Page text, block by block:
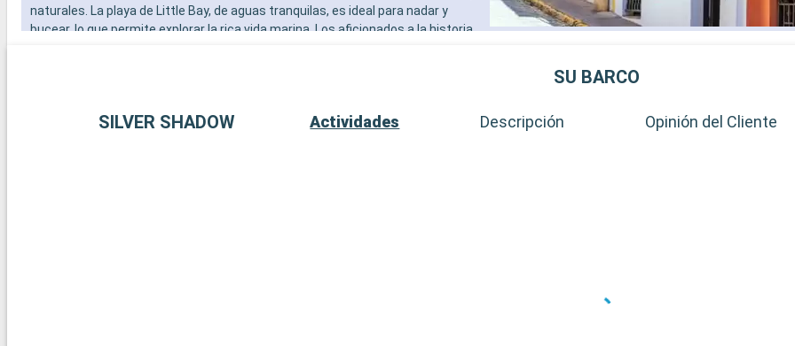
naturales. La playa de Little Bay, de aguas tranquilas, es ideal para nadar y
bucear, lo que permite explorar la rica vida marina. Los aficionados a la historia
Gustavia
SU BARCO
SILVER SHADOW Actividades Descripción Opinión del Cliente